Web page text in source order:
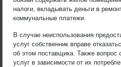
налоги, вкладывать деньги в
коммунальные платежи.
В случае неиспользования
услуг собственник вправе
об этом поставщика. Также вопрос
услуг в зависимости от их